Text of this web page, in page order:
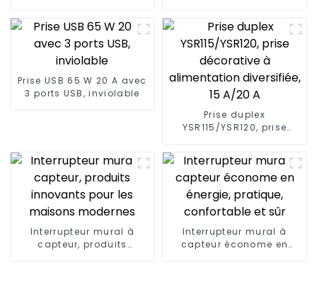
Prise USB 65 W 20 A avec
3 ports USB, inviolable
Prise duplex
YSR115/YSR120, prise
alimentation diversifiée,
15 A/20 A
Interrupteur mural à
capteur, produits
Interrupteur mural à
capteur économe en